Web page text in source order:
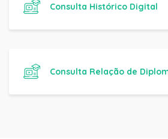
Consulta Histórico Digital
Consulta Relação de